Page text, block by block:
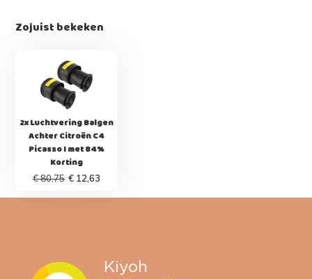
Zojuist bekeken
2x Luchtvering Balgen
Achter Citroën C4
Picasso I met 84%
Korting
€ 80,75 € 12,63